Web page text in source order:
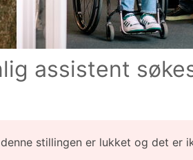
assistent
stillingen er lukket og det er